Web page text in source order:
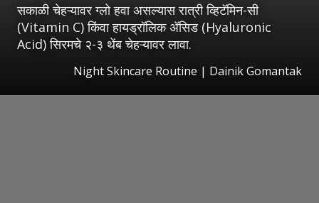
सकाळी चेहऱ्यावर ग्लो हवा असल्यास रात्री व्हिटॅमिन-सी
(Vitamin C) किंवा हायड्रॉलिक ॲसिड (Hyaluronic
Acid) सिरमचे २-३ थेंब चेहऱ्यावर लावा.
Night Skincare Routine | Dainik Gomantak